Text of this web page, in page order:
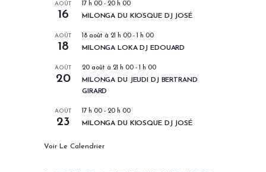
AOÛT
16
17 h 00 - 20 h 00
MILONGA DU KIOSQUE DJ JOSÉ
AOÛT
18
18 août à 21 h 00 - 1 h 00
MILONGA LOKA DJ EDOUARD
AOÛT
20
20 août à 21 h 00 - 1 h 00
MILONGA DU JEUDI DJ BERTRAND
GIRARD
AOÛT
23
17 h 00 - 20 h 00
MILONGA DU KIOSQUE DJ JOSÉ
Voir Le Calendrier